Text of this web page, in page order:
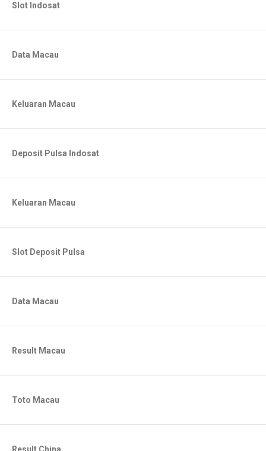
Slot Indosat
Data Macau
Keluaran Macau
Deposit Pulsa Indosat
Keluaran Macau
Slot Deposit Pulsa
Data Macau
Result Macau
Toto Macau